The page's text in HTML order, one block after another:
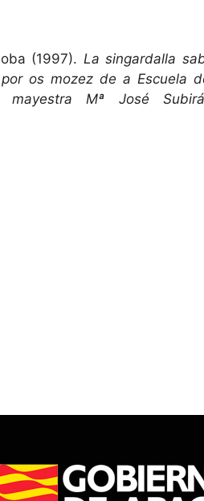
(1997). La singardalla
os mozez de a Escuela
Mª José